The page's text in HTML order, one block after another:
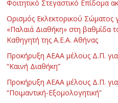
Φοιτητικό Στεγαστικό Επίδομα
Ορισμός Εκλεκτορικού Σώματος
«Παλαιά Διαθήκη» στη βαθμίδα
Καθηγητή της Α.Ε.Α. Αθήνας
Προκήρυξη ΑΕΑΑ μέλους Δ.Π. για
“Καινή Διαθήκη”
Προκήρυξη ΑΕΑΑ μέλους Δ.Π. για
“Ποιμαντική-Εξομολογητική”